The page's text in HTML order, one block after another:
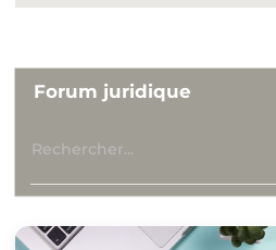
Forum juridique